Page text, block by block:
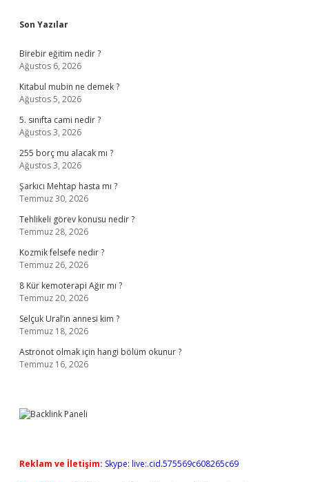
Sidebar
Son Yazılar
Birebir eğitim nedir ?
Ağustos 6, 2026
Kitabul mubin ne demek ?
Ağustos 5, 2026
5. sınıfta cami nedir ?
Ağustos 3, 2026
255 borç mu alacak mı ?
Ağustos 3, 2026
Şarkıcı Mehtap hasta mı ?
Temmuz 30, 2026
Tehlikeli görev konusu nedir ?
Temmuz 28, 2026
Kozmik felsefe nedir ?
Temmuz 26, 2026
8 Kür kemoterapi Ağır mı ?
Temmuz 20, 2026
Selçuk Ural’ın annesi kim ?
Temmuz 18, 2026
Astronot olmak için hangi bölüm okunur ?
Temmuz 16, 2026
Reklam ve İletişim: Skype: live:.cid.575569c608265c69